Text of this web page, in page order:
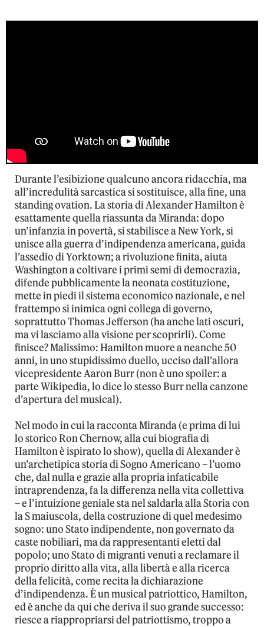
Durante l’esibizione qualcuno ancora ridacchia, ma
all’incredulità sarcastica si sostituisce, alla fine, una
standing ovation. La storia di Alexander Hamilton è
esattamente quella riassunta da Miranda: dopo
un’infanzia in povertà, si stabilisce a New York, si
unisce alla guerra d’indipendenza americana, guida
l’assedio di Yorktown; a rivoluzione finita, aiuta
Washington a coltivare i primi semi di democrazia,
difende pubblicamente la neonata costituzione,
mette in piedi il sistema economico nazionale, e nel
frattempo si inimica ogni collega di governo,
soprattutto Thomas Jefferson (ha anche lati oscuri,
ma vi lasciamo alla visione per scoprirli). Come
finisce? Malissimo: Hamilton muore a neanche 50
anni, in uno stupidissimo duello, ucciso dall’allora
vicepresidente Aaron Burr (non è uno spoiler: a
parte Wikipedia, lo dice lo stesso Burr nella canzone
d’apertura del musical).
Nel modo in cui la racconta Miranda (e prima di lui
lo storico Ron Chernow, alla cui biografia di
Hamilton è ispirato lo show), quella di Alexander è
un’archetipica storia di Sogno Americano – l’uomo
che, dal nulla e grazie alla propria infaticabile
intraprendenza, fa la differenza nella vita collettiva
– e l’intuizione geniale sta nel saldarla alla Storia con
la S maiuscola, della costruzione di quel medesimo
sogno: uno Stato indipendente, non governato da
caste nobiliari, ma da rappresentanti eletti dal
popolo; uno Stato di migranti venuti a reclamare il
proprio diritto alla vita, alla libertà e alla ricerca
della felicità, come recita la dichiarazione
d’indipendenza. È un musical patriottico, Hamilton,
ed è anche da qui che deriva il suo grande successo:
riesce a riappropriarsi del patriottismo, troppo a